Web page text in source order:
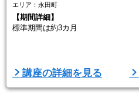
エリア：永田町
【期間詳細】
標準期間は約3カ月
【日時詳細】
通学講座
★平日週2日コース
講座の詳細を見る